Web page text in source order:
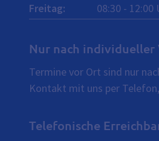
Freitag: 08:30 - 12:00
Nur nach individueller
Termine vor Ort sind nur
Kontakt mit uns per
Telefonische